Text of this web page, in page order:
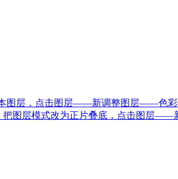
图层，点击图层——新调整图层——色彩
把图层模式改为正片叠底，点击图层——